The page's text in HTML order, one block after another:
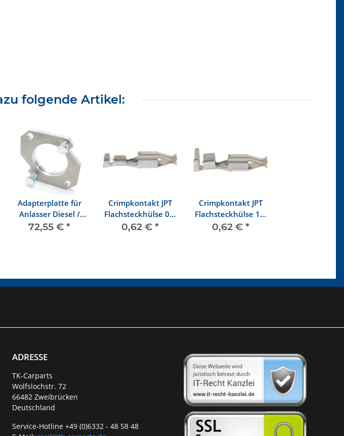
folgende Artikel:
Adapterplatte für
Anlasser Diesel /
Turbo-Diesel
72,55 € *
Crimpkontakt JPT
Flachsteckhülse 0,5
mm² - 1,5 mm²
0,62 € *
Crimpkontakt JPT
Flachsteckhülse 1,0
mm² - 2,5 mm²
0,62 € *
ADRESSE
TK-Carparts
Wolfslochstr. 72
66482 Zweibrücken
Deutschland
Service-Hotline +49 (0)6332 - 48 58 48